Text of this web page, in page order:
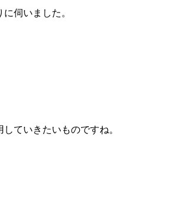
伺いました。
ていきたいものですね。